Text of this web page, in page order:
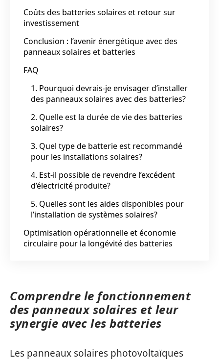
Coûts des batteries solaires et retour sur
investissement
Conclusion : l’avenir énergétique avec des
panneaux solaires et batteries
FAQ
1. Pourquoi devrais-je envisager d’installer
des panneaux solaires avec des batteries?
2. Quelle est la durée de vie des batteries
solaires?
3. Quel type de batterie est recommandé
pour les installations solaires?
4. Est-il possible de revendre l’excédent
d’électricité produite?
5. Quelles sont les aides disponibles pour
l’installation de systèmes solaires?
Optimisation opérationnelle et économie
circulaire pour la longévité des batteries
Comprendre le fonctionnement
des panneaux solaires et leur
synergie avec les batteries
Les panneaux solaires photovoltaïques